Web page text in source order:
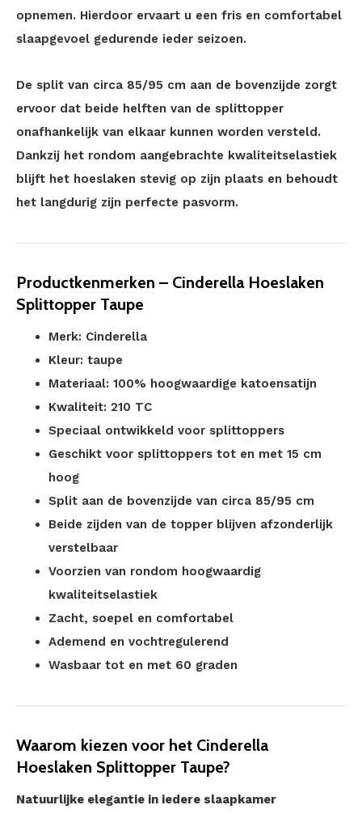
opnemen. Hierdoor ervaart u een fris en comfortabel
slaapgevoel gedurende ieder seizoen.
De split van circa 85/95 cm aan de bovenzijde zorgt
ervoor dat beide helften van de splittopper
onafhankelijk van elkaar kunnen worden versteld.
Dankzij het rondom aangebrachte kwaliteitselastiek
blijft het hoeslaken stevig op zijn plaats en behoudt
het langdurig zijn perfecte pasvorm.
Productkenmerken – Cinderella Hoeslaken
Splittopper Taupe
Merk: Cinderella
Kleur: taupe
Materiaal: 100% hoogwaardige katoensatijn
Kwaliteit: 210 TC
Speciaal ontwikkeld voor splittoppers
Geschikt voor splittoppers tot en met 15 cm
hoog
Split aan de bovenzijde van circa 85/95 cm
Beide zijden van de topper blijven afzonderlijk
verstelbaar
Voorzien van rondom hoogwaardig
kwaliteitselastiek
Zacht, soepel en comfortabel
Ademend en vochtregulerend
Wasbaar tot en met 60 graden
Waarom kiezen voor het Cinderella
Hoeslaken Splittopper Taupe?
Natuurlijke elegantie in iedere slaapkamer